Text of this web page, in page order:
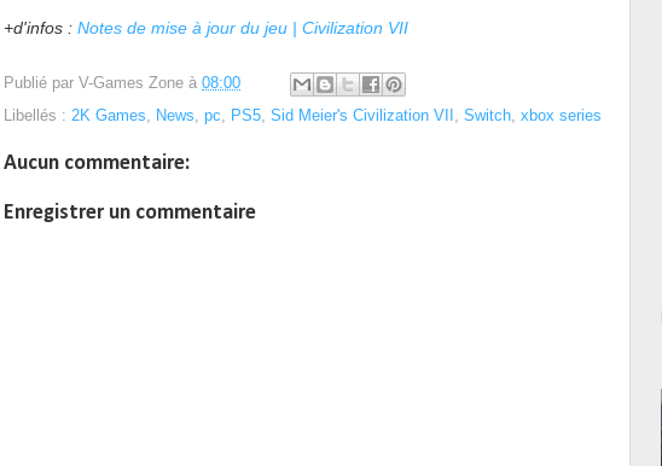
+d'infos : Notes de mise à jour du jeu | Civilization VII
Publié par V-Games Zone à 08:00
Libellés : 2K Games News pc PS5 Sid Meier's Civilization VII Switch xbox series
Aucun commentaire:
Enregistrer un commentaire